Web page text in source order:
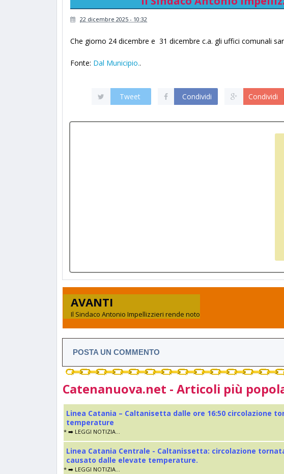
22 dicembre 2025 - 10:32
Che giorno 24 dicembre e 31 dicembre c.a. gli uffici comunali
Fonte: Dal Municipio..
Tweet Condividi Condividi
AVANTI
Il Sindaco Antonio Impellizzieri rende noto
POSTA UN COMMENTO
Catenanuova.net - Articoli più
Linea Catania – Caltanisetta dalle ore 16:50 circolazione
temperature
* ➡️ LEGGI NOTIZIA...
Linea Catania Centrale - Caltanissetta: circolazione
causato dalle elevate temperature.
* ➡️ LEGGI NOTIZIA...